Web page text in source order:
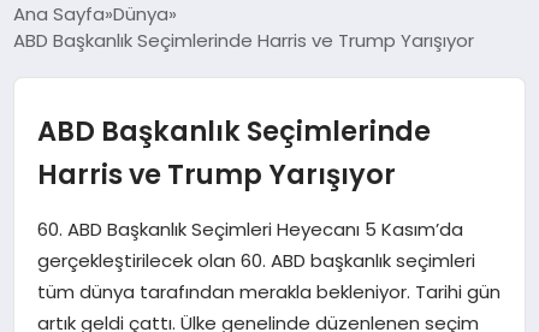
SPOR
MAGAZIN
EKONOMI
Ana Sayfa Dünya
ABD Başkanlık Seçimlerinde Harris ve Trump Yarışıyor
ABD Başkanlık Seçimlerinde
Harris ve Trump Yarışıyor
60. ABD Başkanlık Seçimleri Heyecanı 5 Kasım’da
gerçekleştirilecek olan 60. ABD başkanlık seçimleri
tüm dünya tarafından merakla bekleniyor. Tarihi gün
artık geldi çattı. Ülke genelinde düzenlenen seçim